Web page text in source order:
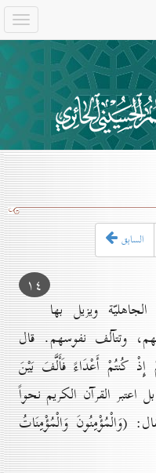
السابق
۱٤
ويزيل بها
وتتآلف نفوسهم. قال
إِذْ كُنتُمْ أَعْدَاءً فَأَلَّفَ بَيْنَ
اعتبر القرآن الكريم نحواً
(وَالْمُؤْمِنُونَ وَالْمُؤْمِنَاتُ